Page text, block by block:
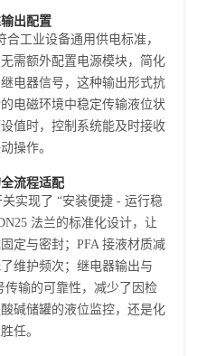
出配置
工业设备通用供电标准，
需额外配置电源模块，简化
电器信号，这种输出形式抗
电磁环境中稳定传输液位状
值时，控制系统能及时接收
操作。
流程适配
实现了 “安装便捷 - 运行稳
法兰的标准化设计，让
定与密封；PFA 接液材质减
维护频次；继电器输出与
传输的可靠性，减少了因检
碱储罐的液位监控，还是化
任。